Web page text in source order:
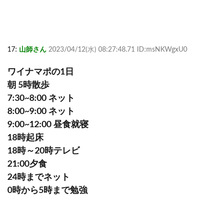
17: 山師さん 2023/04/12(水) 08:27:48.71 ID:msNKWgxU0
ワイナマポの1日
朝 5時散歩
7:30~8:00 ネット
8:00~9:00 ネット
9:00~12:00 昼食就寝
18時起床
18時～20時テレビ
21:00夕食
24時までネット
0時から5時まで勉強